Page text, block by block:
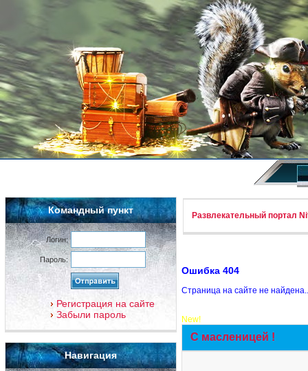
Командный пункт
Логин:
Пароль:
Регистрация на сайте
Забыли пароль
Навигация
Развлекательный портал
Ошибка 404
Страница на сайте не
New!
С масленицей !